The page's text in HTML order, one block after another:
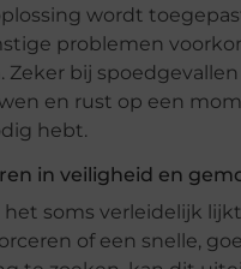
wordt
problemen
Zeker bij
en rust op een
hebt.
in veiligheid en
het soms verleidelijk
of een snelle,